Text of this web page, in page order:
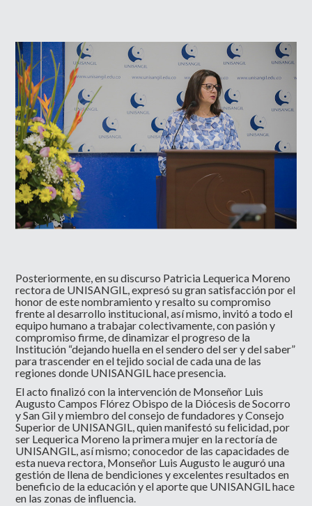
Posteriormente, en su discurso Patricia Lequerica Moreno
rectora de UNISANGIL, expresó su gran satisfacción por el
honor de este nombramiento y resalto su compromiso
frente al desarrollo institucional, así mismo, invitó a todo el
equipo humano a trabajar colectivamente, con pasión y
compromiso firme, de dinamizar el progreso de la
Institución “dejando huella en el sendero del ser y del saber”
para trascender en el tejido social de cada una de las
regiones donde UNISANGIL hace presencia.
El acto finalizó con la intervención de Monseñor Luis
Augusto Campos Flórez Obispo de la Diócesis de Socorro
y San Gil y miembro del consejo de fundadores y Consejo
Superior de UNISANGIL, quien manifestó su felicidad, por
ser Lequerica Moreno la primera mujer en la rectoría de
UNISANGIL, así mismo; conocedor de las capacidades de
esta nueva rectora, Monseñor Luis Augusto le auguró una
gestión de llena de bendiciones y excelentes resultados en
beneficio de la educación y el aporte que UNISANGIL hace
en las zonas de influencia.